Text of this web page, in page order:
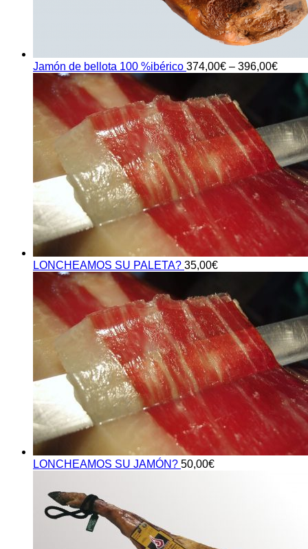
Jamón de bellota 100 %ibérico 374,00€ – 396,00€
LONCHEAMOS SU PALETA? 35,00€
LONCHEAMOS SU JAMÓN? 50,00€